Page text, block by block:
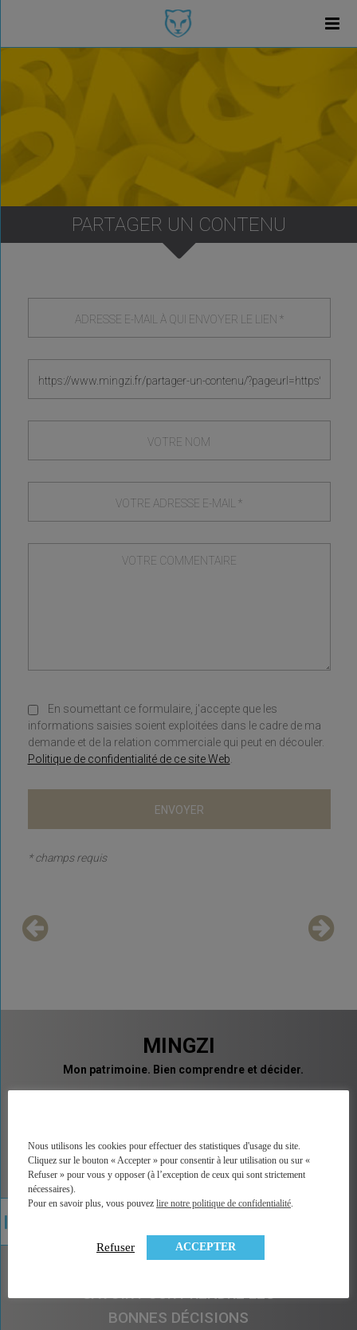
PARTAGER UN CONTENU
En soumettant ce formulaire, j'accepte que les
informations saisies soient exploitées dans le cadre de ma
demande et de la relation commerciale qui peut en découler.
Politique de confidentialité de ce site Web
* champs requis
MINGZI
Mon patrimoine. Bien comprendre et décider.
direct à la bonne information, à une analyse factuelle
de plus de 350 contrats du marché, et sans arrière
pensée car MINGZI ne vend ni conseil ni placement.
MINGZI existe pour éclairer votre route, pour vous
rendre le choix et la décision plus faciles et plus
sereins.
SAVOIR POUR PRENDRE LES
BONNES DÉCISIONS
Nous utilisons les cookies pour effectuer des statistiques d'usage du site.
Cliquez sur le bouton « Accepter » pour consentir à leur utilisation ou sur «
Refuser » pour vous y opposer (à l’exception de ceux qui sont strictement
nécessaires).
Pour en savoir plus, vous pouvez lire notre politique de confidentialité
Refuser ACCEPTER